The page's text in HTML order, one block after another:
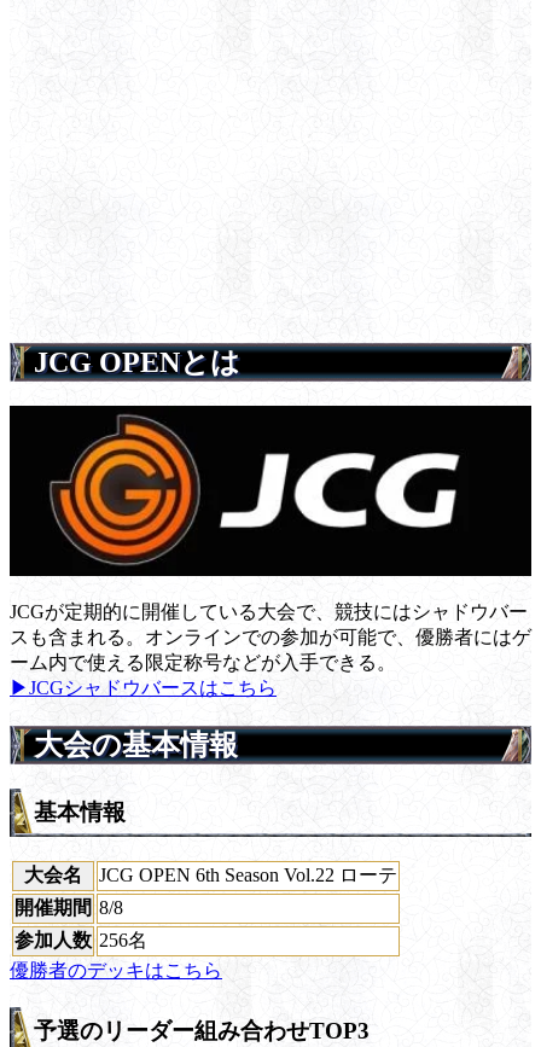
JCG OPENとは
JCGが定期的に開催している大会で、競技にはシャドウバー
スも含まれる。オンラインでの参加が可能で、優勝者にはゲ
ーム内で使える限定称号などが入手できる。
▶JCGシャドウバースはこちら
大会の基本情報
基本情報
大会名
JCG OPEN 6th Season Vol.22 ローテ
開催期間 8/8
参加人数 256名
優勝者のデッキはこちら
予選のリーダー組み合わせTOP3